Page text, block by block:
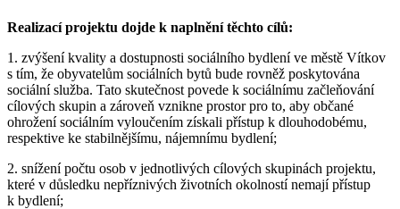
Realizací projektu dojde k naplnění těchto cílů:
1. zvýšení kvality a dostupnosti sociálního bydlení ve městě Vítkov
s tím, že obyvatelům sociálních bytů bude rovněž poskytována
sociální služba. Tato skutečnost povede k sociálnímu začleňování
cílových skupin a zároveň vznikne prostor pro to, aby občané
ohrožení sociálním vyloučením získali přístup k dlouhodobému,
respektive ke stabilnějšímu, nájemnímu bydlení;
2. snížení počtu osob v jednotlivých cílových skupinách projektu,
které v důsledku nepříznivých životních okolností nemají přístup
k bydlení;